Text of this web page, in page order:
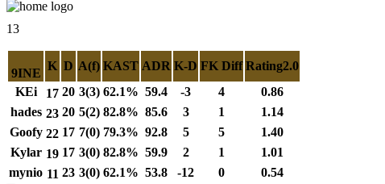
13
9INE
K D A(f) KAST ADR K-D FK Diff Rating2.0
KEi
17 20 3(3) 62.1% 59.4 -3 4
0.86
hades 23 20 5(2) 82.8% 85.6 3 1
1.14
Goofy 22 17 7(0) 79.3% 92.8 5 5
1.40
Kylar 19 17 3(0) 82.8% 59.9 2 1
1.01
mynio 11 23 3(0) 62.1% 53.8 -12 0 0.54